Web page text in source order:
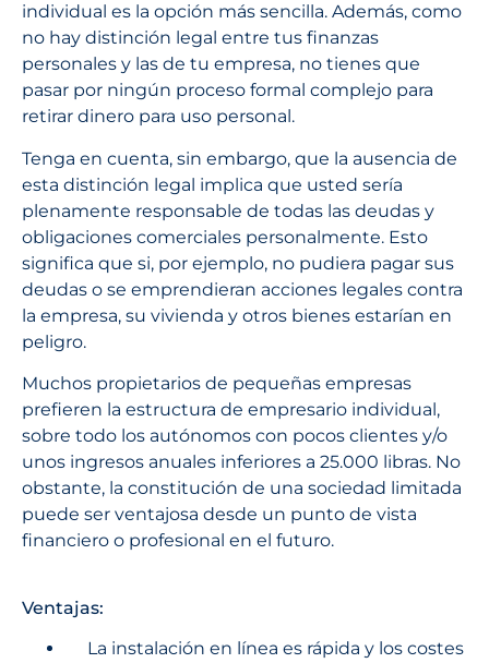
individual es la opción más sencilla. Además, como
no hay distinción legal entre tus finanzas
personales y las de tu empresa, no tienes que
pasar por ningún proceso formal complejo para
retirar dinero para uso personal.
Tenga en cuenta, sin embargo, que la ausencia de
esta distinción legal implica que usted sería
plenamente responsable de todas las deudas y
obligaciones comerciales personalmente. Esto
significa que si, por ejemplo, no pudiera pagar sus
deudas o se emprendieran acciones legales contra
la empresa, su vivienda y otros bienes estarían en
peligro.
Muchos propietarios de pequeñas empresas
prefieren la estructura de empresario individual,
sobre todo los autónomos con pocos clientes y/o
unos ingresos anuales inferiores a 25.000 libras. No
obstante, la constitución de una sociedad limitada
puede ser ventajosa desde un punto de vista
financiero o profesional en el futuro.
Ventajas:
La instalación en línea es rápida y los costes